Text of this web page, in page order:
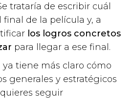
trataría de escribir cuál
final de la película y, a
los logros concretos
para llegar a ese final.
ya tiene más claro cómo
generales y estratégicos
seguir